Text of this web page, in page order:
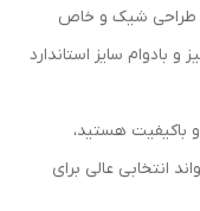
طراحی شیک و خاص
سایز استاندارد
باکیفیت هستید،
انتخابی عالی برای